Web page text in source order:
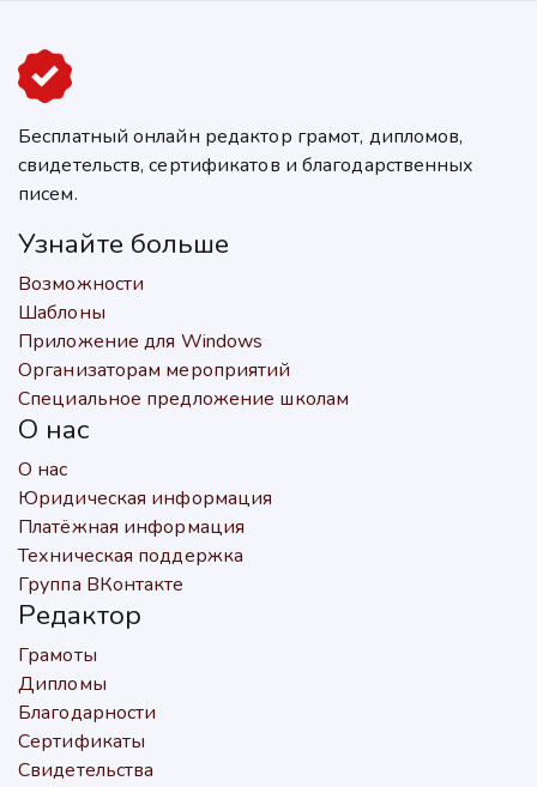
Бесплатный онлайн редактор грамот, дипломов,
свидетельств, сертификатов и благодарственных
писем.
Узнайте больше
Возможности
Шаблоны
Приложение для Windows
Организаторам мероприятий
Специальное предложение школам
О нас
О нас
Юридическая информация
Платёжная информация
Техническая поддержка
Группа ВКонтакте
Редактор
Грамоты
Дипломы
Благодарности
Сертификаты
Свидетельства